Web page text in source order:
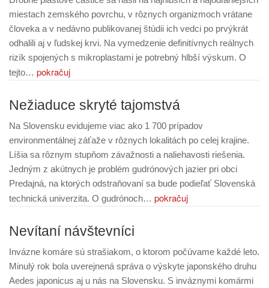
miestach zemského povrchu, v rôznych organizmoch vrátane
človeka a v nedávno publikovanej štúdii ich vedci po prvýkrát
odhalili aj v ľudskej krvi. Na vymedzenie definitívnych reálnych
rizík spojených s mikroplastami je potrebný hlbší výskum. O
tejto… pokračuj
Nežiaduce skryté tajomstvá
Na Slovensku evidujeme viac ako 1 700 prípadov
environmentálnej záťaže v rôznych lokalitách po celej krajine.
Líšia sa rôznym stupňom závažnosti a naliehavosti riešenia.
Jedným z akútnych je problém gudrónových jazier pri obci
Predajná, na ktorých odstraňovaní sa bude podieľať Slovenská
technická univerzita. O gudrónoch… pokračuj
Nevítaní návštevníci
Invázne komáre sú strašiakom, o ktorom počúvame každé leto.
Minulý rok bola uverejnená správa o výskyte japonského druhu
Aedes japonicus aj u nás na Slovensku. S inváznymi komármi